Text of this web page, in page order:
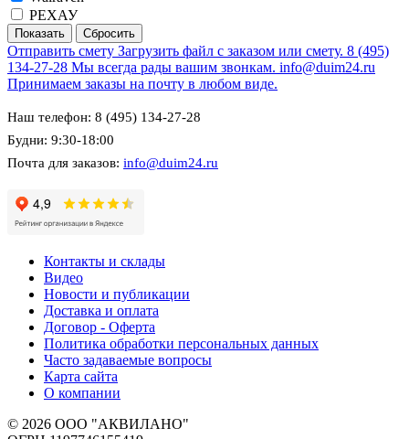
РЕХАУ
Отправить смету Загрузить файл с заказом или смету. 8 (495)
134-27-28 Мы всегда рады вашим звонкам. info@duim24.ru
Принимаем заказы на почту в любом виде.
Наш телефон: 8 (495) 134-27-28
Будни: 9:30-18:00
Почта для заказов: info@duim24.ru
Контакты и склады
Видео
Новости и публикации
Доставка и оплата
Договор - Оферта
Политика обработки персональных данных
Часто задаваемые вопросы
Карта сайта
О компании
© 2026 ООО "АКВИЛАНО"